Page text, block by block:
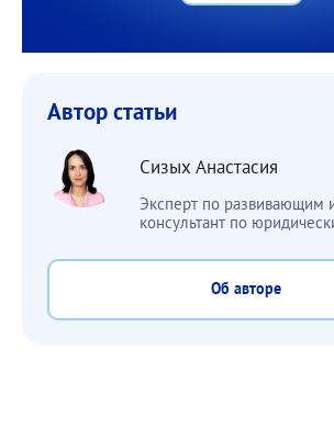
Автор статьи
Сизых Анастасия
Эксперт по развивающим
консультант по
Об авторе